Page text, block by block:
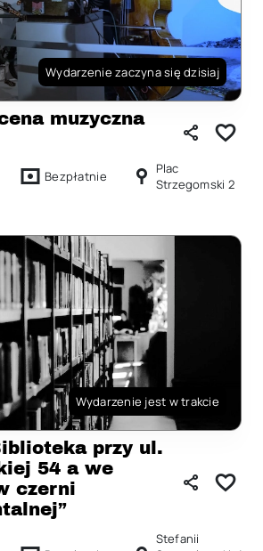
Wydarzenie zaczyna się dzisiaj
muzyczna
Bezpłatnie
Plac
Strzegomski 2
Wydarzenie jest w trakcie
przy ul.
54 a we
czerni
Stefanii